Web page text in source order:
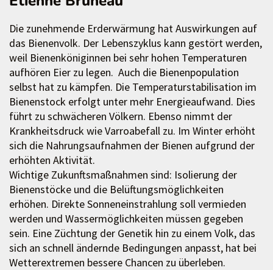
Die zunehmende Erderwärmung hat Auswirkungen auf
das Bienenvolk. Der Lebenszyklus kann gestört werden,
weil Bienenköniginnen bei sehr hohen Temperaturen
aufhören Eier zu legen. Auch die Bienenpopulation
selbst hat zu kämpfen. Die Temperaturstabilisation im
Bienenstock erfolgt unter mehr Energieaufwand. Dies
führt zu schwächeren Völkern. Ebenso nimmt der
Krankheitsdruck wie Varroabefall zu. Im Winter erhöht
sich die Nahrungsaufnahmen der Bienen aufgrund der
erhöhten Aktivität.
Wichtige Zukunftsmaßnahmen sind: Isolierung der
Bienenstöcke und die Belüftungsmöglichkeiten
erhöhen. Direkte Sonneneinstrahlung soll vermieden
werden und Wassermöglichkeiten müssen gegeben
sein. Eine Züchtung der Genetik hin zu einem Volk, das
sich an schnell ändernde Bedingungen anpasst, hat bei
Wetterextremen bessere Chancen zu überleben.